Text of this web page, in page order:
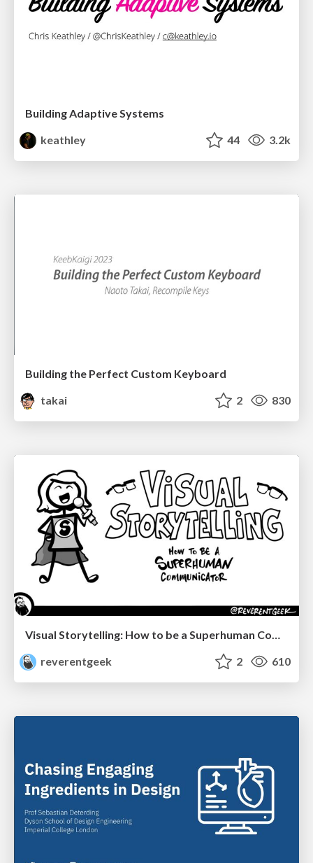
Building Adaptive Systems
keathley
44 3.2k
Building the Perfect Custom Keyboard
takai
2 830
reverentgeek
2 610